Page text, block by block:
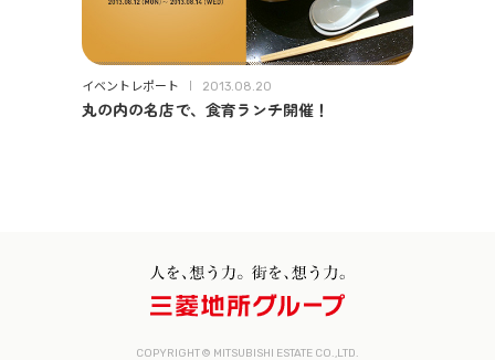
イベントレポート 2013.08.20
丸の内の名店で、食育ランチ開催！
COPYRIGHT © MITSUBISHI ESTATE CO.,LTD.